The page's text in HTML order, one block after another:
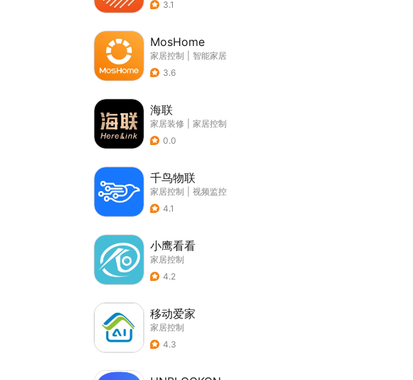
3.1
MosHome
家居控制
智能家居
3.6
海联
家居装修
家居控制
0.0
千鸟物联
家居控制
视频监控
4.1
小鹰看看
家居控制
4.2
移动爱家
家居控制
4.3